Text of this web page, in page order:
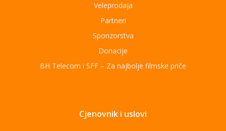
Veleprodaja
Partneri
Sponzorstva
Donacije
BH Telecom i SFF – Za najbolje filmske priče
Cjenovnik i uslovi